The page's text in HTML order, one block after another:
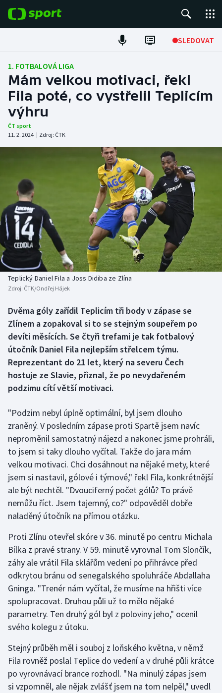
SLEDOVAT
Fotbal
Hokej
Tenis
Atletika
DALŠÍ SPORTY
Americký fotbal
Baseball a softbal
Basketbal
Biatlon
Box
Curling
Dostihy
Futsal
Golf
Gymnastika
Házená
Jezdectví
Judo
Krasobruslení
Lezení
Lyže a snowboard
Moderní pětiboj
Motorsport
Olympijské hry
NEPŘEHLÉDNĚTE
Soutěže
Historické návraty
Aplikace ČT sport
1. FOTBALOVÁ LIGA
Mám velkou motivaci, řekl
Fila poté, co vystřelil Teplicím
výhru
ČT sport
11. 2. 2024 | Zdroj: ČTK
Teplický Daniel Fila a Joss Didiba ze Zlína
Zdroj: ČTK/Ondřej Hájek
Dvěma góly zařídil Teplicím tři body v zápase se
Zlínem a zopakoval si to se stejným soupeřem po
devíti měsících. Se čtyři trefami je tak fotbalový
útočník Daniel Fila nejlepším střelcem týmu.
Reprezentant do 21 let, který na severu Čech
hostuje ze Slavie, přiznal, že po nevydařeném
podzimu cítí větší motivaci.
"Podzim nebyl úplně optimální, byl jsem dlouho
zraněný. V posledním zápase proti Spartě jsem navíc
neproměnil samostatný nájezd a nakonec jsme prohráli,
to jsem si taky dlouho vyčítal. Takže do jara mám
velkou motivaci. Chci dosáhnout na nějaké mety, které
jsem si nastavil, gólové i týmové," řekl Fila, konkrétnější
ale být nechtěl. "Dvouciferný počet gólů? To právě
nemůžu říct. Jsem tajemný, co?" odpověděl dobře
naladěný útočník na přímou otázku.
Proti Zlínu otevřel skóre v 36. minutě po centru Michala
Bílka z pravé strany. V 59. minutě vyrovnal Tom Slončík,
záhy ale vrátil Fila sklářům vedení po přihrávce před
odkrytou bránu od senegalského spoluhráče Abdallaha
Gninga. "Trenér nám vyčítal, že musíme na hřišti více
spolupracovat. Druhou půli už to mělo nějaké
parametry. Ten druhý gól byl z poloviny jeho," ocenil
svého kolegu z útoku.
Stejný průběh měl i souboj z loňského května, v němž
Fila rovněž poslal Teplice do vedení a v druhé půli krátce
po vyrovnávací brance rozhodl. "Na minulý zápas jsem
si vzpomněl, ale nějak zvlášť jsem na tom nelpěl," uvedl